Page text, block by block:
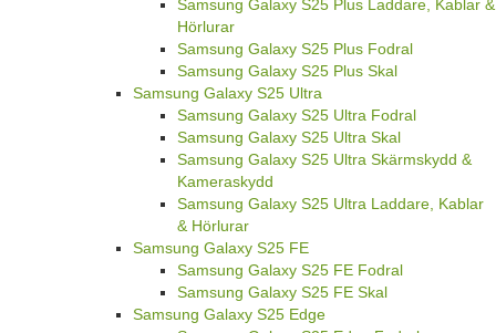
Samsung Galaxy S25 Plus Laddare, Kablar &
Hörlurar
Samsung Galaxy S25 Plus Fodral
Samsung Galaxy S25 Plus Skal
Samsung Galaxy S25 Ultra
Samsung Galaxy S25 Ultra Fodral
Samsung Galaxy S25 Ultra Skal
Samsung Galaxy S25 Ultra Skärmskydd &
Kameraskydd
Samsung Galaxy S25 Ultra Laddare, Kablar
& Hörlurar
Samsung Galaxy S25 FE
Samsung Galaxy S25 FE Fodral
Samsung Galaxy S25 FE Skal
Samsung Galaxy S25 Edge